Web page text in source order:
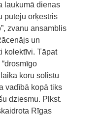
laukumā dienas
pūtēju orķestris
zvanu ansamblis
un
kolektīvi. Tāpat
koru solistu
vadībā kopā tiks
dziesmu. Plkst.
Rīgas